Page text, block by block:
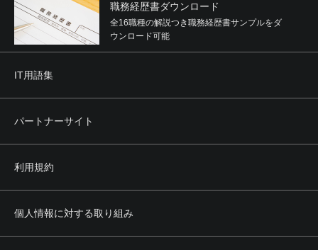
職務経歴書ダウンロード
全16職種の解説つき職務経歴書サンプルをダ
ウンロード可能
IT用語集
パートナーサイト
利用規約
個人情報に対する取り組み